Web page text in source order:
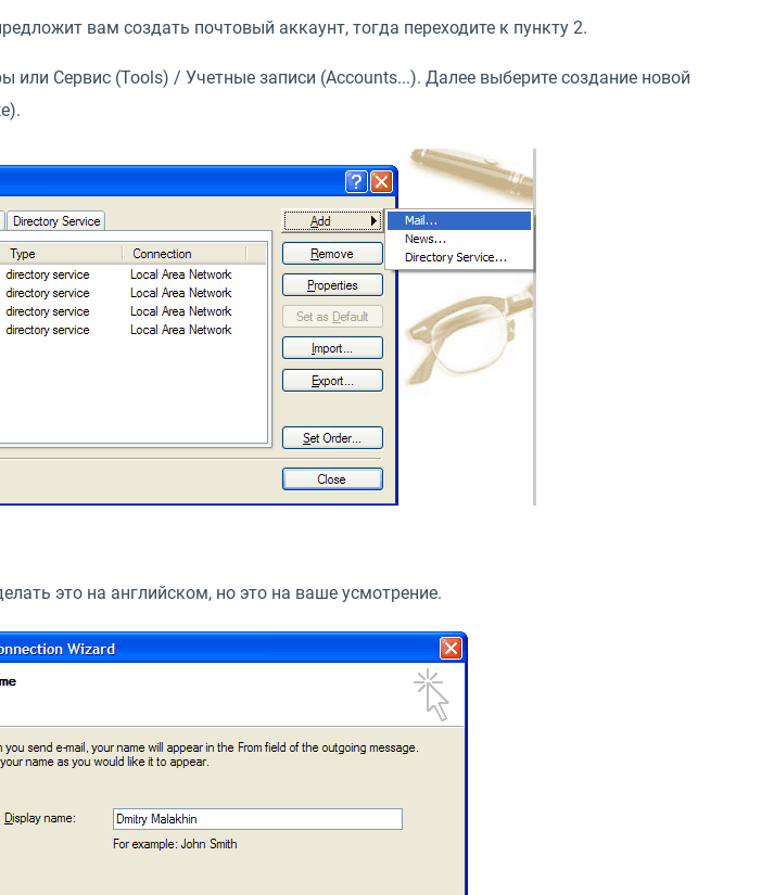
вам создать почтовый аккаунт, тогда переходите к пункту 2.
или Сервис (Tools) / Учетные записи (Accounts...). Далее выберите создание новой
это на английском, но это на ваше усмотрение.